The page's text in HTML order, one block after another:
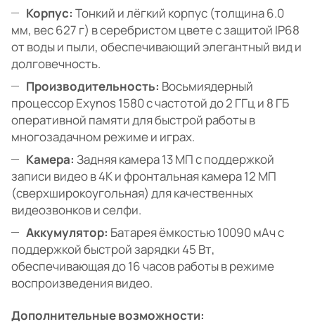
Корпус: Тонкий и лёгкий корпус (толщина 6.0
мм, вес 627 г) в серебристом цвете с защитой IP68
от воды и пыли, обеспечивающий элегантный вид и
долговечность.
Производительность: Восьмиядерный
процессор Exynos 1580 с частотой до 2 ГГц и 8 ГБ
оперативной памяти для быстрой работы в
многозадачном режиме и играх.
Камера: Задняя камера 13 МП с поддержкой
записи видео в 4K и фронтальная камера 12 МП
(сверхширокоугольная) для качественных
видеозвонков и селфи.
Аккумулятор: Батарея ёмкостью 10090 мАч с
поддержкой быстрой зарядки 45 Вт,
обеспечивающая до 16 часов работы в режиме
воспроизведения видео.
Дополнительные возможности: